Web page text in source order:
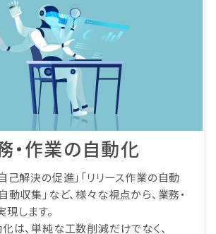
・作業の自動化
己解決の促進」「リリース作業の自動
動収集」など、様々な視点から、業務・
します。
は、単純な工数削減だけでなく、